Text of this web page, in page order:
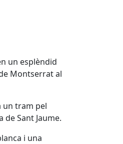
un esplèndid
Montserrat al
un tram pel
Sant Jaume.
i una